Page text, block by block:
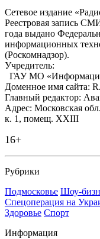
Сетевое издание
Реестровая запись
года выдано
информационных
(Роскомнадзор).
Учредитель:
ГАУ МО
Доменное имя сайта:
Главный редактор:
Адрес: Московская
к. 1, помещ. XXIII
16+
Рубрики
Подмосковье Шоу-
Спецоперация на
Здоровье Спорт
Информация